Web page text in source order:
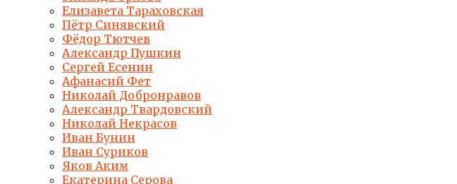
Елизавета Тараховская
Пётр Синявский
Фёдор Тютчев
Александр Пушкин
Сергей Есенин
Афанасий Фет
Николай Добронравов
Александр Твардовский
Николай Некрасов
Иван Бунин
Иван Суриков
Яков Аким
Екатерина Серова